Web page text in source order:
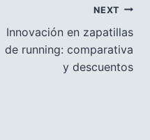
NEXT
Innovación en zapatillas
de running: comparativa
y descuentos